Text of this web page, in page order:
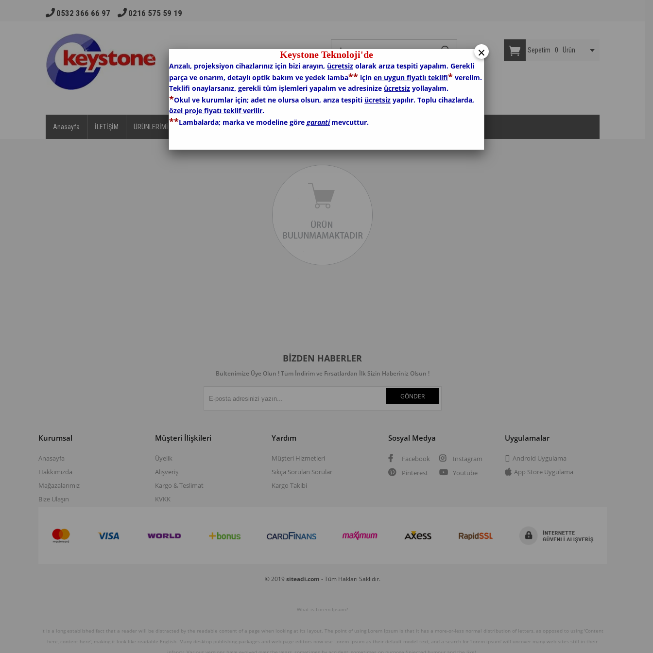
0532 366 66 97 0216 575 59 19
Sepetim 0 Ürün
Anasayfa İLETİŞİM ÜRÜNLERİMİZ
BIZDEN HABERLER
Bültenimize Üye Olun ! Tüm İndirim ve Fırsatlardan İlk Sizin Haberiniz Olsun !
GÖNDER
Kurumsal
Anasayfa
Hakkımızda
Mağazalarımız
Bize Ulaşın
Müşteri İlişkileri
Üyelik
Alışveriş
Kargo & Teslimat
KVKK
Yardım
Müşteri Hizmetleri
Sıkça Sorulan Sorular
Kargo Takibi
Sosyal Medya
Facebook
Instagram
Pinterest
Youtube
Uygulamalar
Android Uygulama
App Store Uygulama
© 2019 siteadi.com - Tüm Hakları Saklıdır.
What is Lorem Ipsum?
It is a long established fact that a reader will be distracted by the readable content of a page when looking at its layout. The point of using Lorem Ipsum is that it has a more-or-less normal distribution of letters, as opposed to using 'Content
here, content here', making it look like readable English. Many desktop publishing packages and web page editors now use Lorem Ipsum as their default model text, and a search for 'lorem ipsum' will uncover many web sites still in their
×
Keystone Teknoloji'de
Arızalı, projeksiyon cihazlarınız için bizi arayın, ücretsiz olarak arıza tespiti yapalım. Gerekli
parça ve onarım, detaylı optik bakım ve yedek lamba** için en uygun fiyatlı teklifi* verelim.
Teklifi onaylarsanız, gerekli tüm işlemleri yapalım ve adresinize ücretsiz yollayalım.
*Okul ve kurumlar için; adet ne olursa olsun, arıza tespiti ücretsiz yapılır. Toplu cihazlarda,
özel proje fiyatı teklif verilir.
**Lambalarda; marka ve modeline göre garanti mevcuttur.